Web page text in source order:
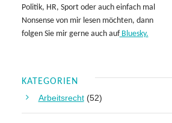
Politik, HR, Sport oder auch einfach mal
Nonsense von mir lesen möchten, dann
folgen Sie mir gerne auch aufBluesky.
KATEGORIEN
Arbeitsrecht(52)